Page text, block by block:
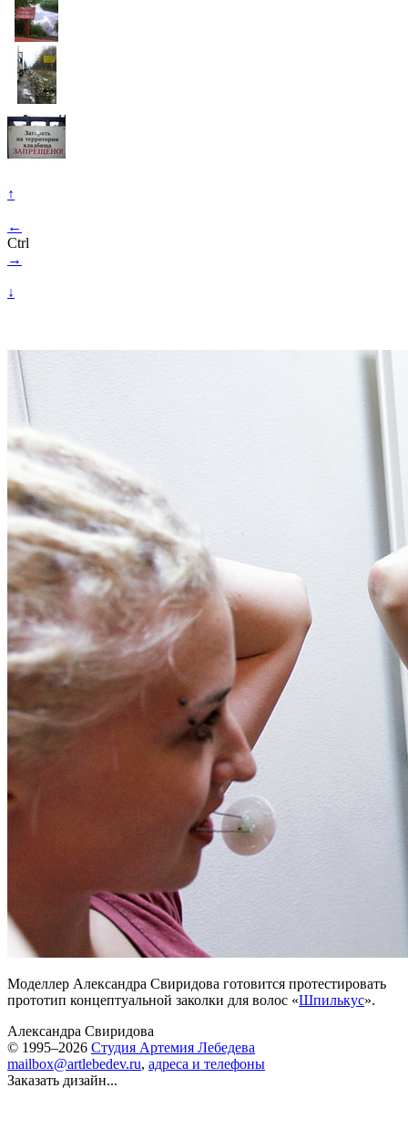
↑
←
Ctrl
→
↓
Моделлер Александра Свиридова готовится протестировать
прототип концептуальной заколки для волос «Шпилькус».
Александра Свиридова
© 1995–2026 Студия Артемия Лебедева
mailbox@artlebedev.ru, адреса и телефоны
Заказать дизайн...